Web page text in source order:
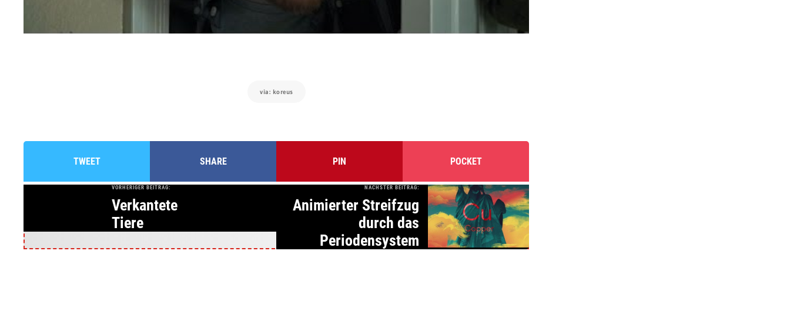
via: koreus
TWEET SHARE PIN POCKET
VORHERIGER BEITRAG:
Verkantete
Tiere
NÄCHSTER BEITRAG:
Animierter Streifzug
durch das
Periodensystem